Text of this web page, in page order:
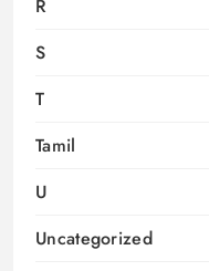
R
S
T
Tamil
U
Uncategorized